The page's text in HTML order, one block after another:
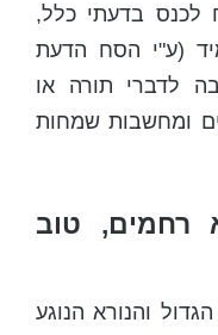
לכנס בדעתי כלל,
(ע"י הסח הדעת
לדברי תורה או
ומחשבות שמחות
רחמים, טוב
והנורא הנוגע